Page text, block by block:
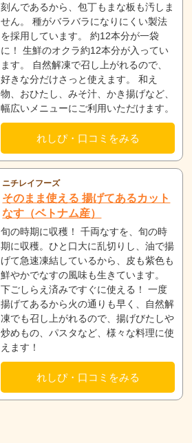
刻んであるから、包丁もまな板も汚しま
せん。 種がバラバラになりにくい製法
を採用しています。 約12本分が一袋
に！ 生鮮のオクラ約12本分が入ってい
ます。 自然解凍で召し上がれるので、
好きな分だけさっと使えます。 和え
物、おひたし、みそ汁、かき揚げなど、
幅広いメニューにご利用いただけます。
れしぴ・口コミをみる
ニチレイフーズ
そのまま使える 揚げてあるカット
なす（ベトナム産）
旬の時期に収穫！ 千両なすを、旬の時
期に収穫。ひと口大に乱切りし、油で揚
げて急速凍結しているから、皮も紫色も
鮮やかでなすの風味も生きています。
下ごしらえ済みですぐに使える！ 一度
揚げてあるから火の通りも早く、自然解
凍でも召し上がれるので、揚げびたしや
炒めもの、パスタなど、様々な料理に使
えます！
れしぴ・口コミをみる